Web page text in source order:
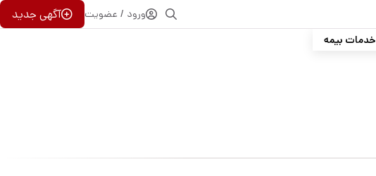
ورود / عضویت
آگهی جدید
خدمات بیمه